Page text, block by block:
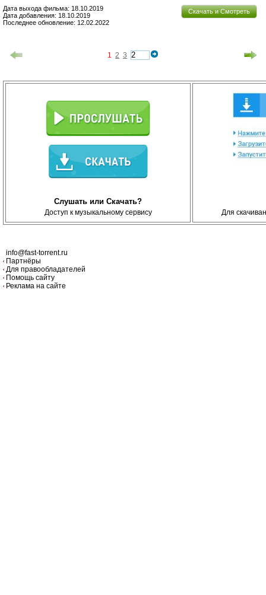
Скачать и Смотреть
Дата выхода фильма: 18.10.2019
Дата добавления: 18.10.2019
Последнее обновление: 12.02.2022
1 2 3
Слушать или Скачать?
Доступ к музыкальному сервису Для
info@fast-torrent.ru
Партнёры
Для правообладателей
Помощь сайту
Реклама на сайте